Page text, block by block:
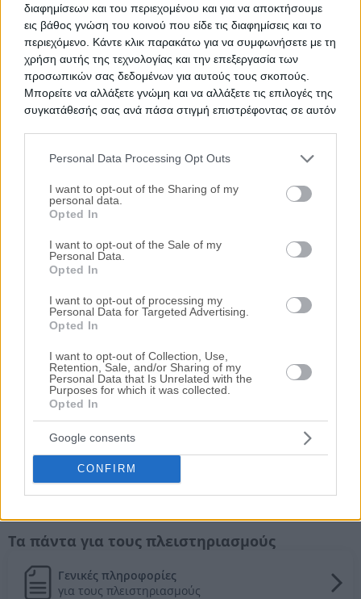
διαφημίσεων και του περιεχομένου και για να αποκτήσουμε
εις βάθος γνώση του κοινού που είδε τις διαφημίσεις και το
περιεχόμενο. Κάντε κλικ παρακάτω για να συμφωνήσετε με τη
χρήση αυτής της τεχνολογίας και την επεξεργασία των
προσωπικών σας δεδομένων για αυτούς τους σκοπούς.
Μπορείτε να αλλάξετε γνώμη και να αλλάξετε τις επιλογές της
συγκατάθεσής σας ανά πάσα στιγμή επιστρέφοντας σε αυτόν
services and may gather and store information including but
not limited to your visit or usage behaviour. You may click to
grant or deny consent to Google and its third-party tags to
use your data for below specified purposes in below Google
consent section.
Personal Data Processing Opt Outs
I want to opt-out of the Sharing of my
personal data.
Opted In
I want to opt-out of the Sale of my
Personal Data.
Opted In
I want to opt-out of processing my
Personal Data for Targeted Advertising.
Opted In
I want to opt-out of Collection, Use,
Retention, Sale, and/or Sharing of my
Personal Data that Is Unrelated with the
Purposes for which it was collected.
Opted In
Google consents
CONFIRM
Θέλεις Τραπεζική Χρηματοδότηση;
Ζητήστε χρηματοδότηση για την απόκτηση του
συγκεκριμένου ακινήτου
Προτεινόμενα Ακίνητα
Λεωφόρος Ελευθερίου Βενιζέλου 309,
Πρώτη Προσφορά:284.000€
Γραφείο 161 τ.μ.
Αμπελόκηποι, Αθήνα (Γουδή), Νομός
Αττικής
Γραφείο 213 τ.μ.
Μεσογείων 2-4, Πύργος Αθηνών,
Αττικής
Πρώτη Προσφορά:
Τιμές πώλησης/ενοικίασης κατοικιών στην
τοπική αγορά
Τα πάντα για τους πλειστηριασμούς
Γενικές πληροφορίες
για τους πλειστηριασμούς